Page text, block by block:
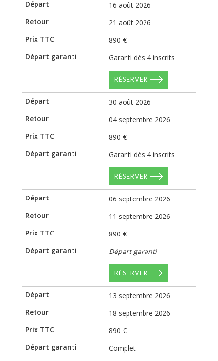
16 août 2026
21 août 2026
890 €
Garanti dès 4 inscrits
RÉSERVER
30 août 2026
04 septembre 2026
890 €
Garanti dès 4 inscrits
RÉSERVER
06 septembre 2026
11 septembre 2026
890 €
Départ garanti
RÉSERVER
13 septembre 2026
18 septembre 2026
890 €
Complet